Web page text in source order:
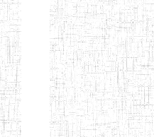
ENBIEG DE
BAFOUSSAM
ENIET DE
BAFOUSSAM-
BALENG